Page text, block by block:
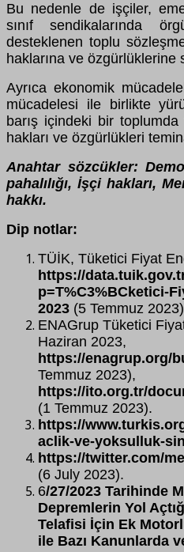
Bu nedenle de işçiler,
sınıf sendikalarında
desteklenen toplu
haklarına ve özgürlüklerine
Ayrıca ekonomik
mücadelesi ile birlikte
barış içindeki bir
hakları ve özgürlükleri
Anahtar sözcükler:
pahalılığı, İşçi hakları,
hakkı.
Dip notlar:
TÜİK, Tüketici Fiyat
https://
p=T%C3%BCketici-
2023 (5 Temmuz
ENAGrup Tüketici
Haziran 2023,
https://enagrup.org/
Temmuz 2023),
https://ito.org.tr/
(1 Temmuz 2023).
https://
aclik-ve-yoksulluk-
https://twitter.com/
(6 July 2023).
6/27/2023 Tarihinde
Depremlerin Yol
Telafisi İçin Ek
ile Bazı Kanunlarda